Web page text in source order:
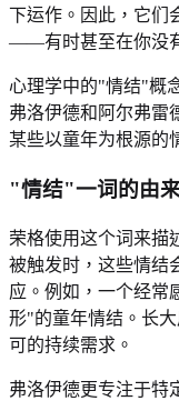
下运作。因此，它们
——有时甚至在你没
心理学中的"情结"概
弗洛伊德和阿尔弗雷
某些以童年为根源的
"情结"一词的由
荣格使用这个词来描
被触发时，这些情结
应。例如，一个经常
形"的童年情结。长
可的持续需求。
弗洛伊德更专注于特